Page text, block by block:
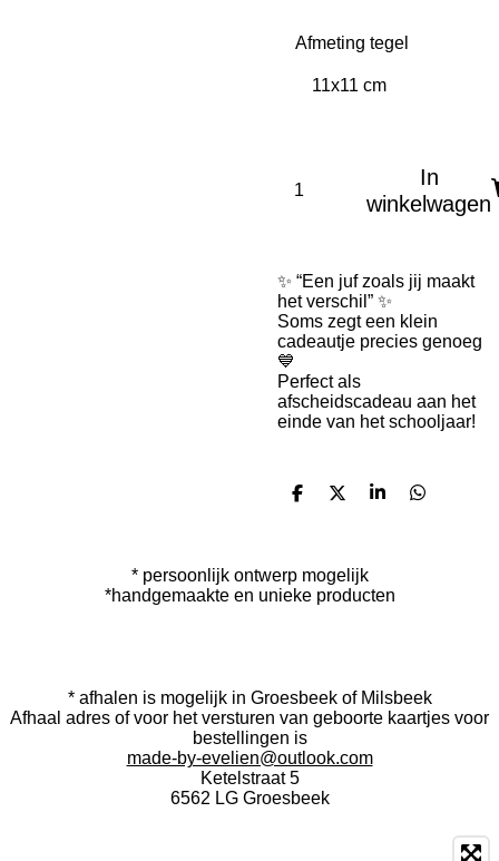
Afmeting tegel
In
winkelwagen
✨ “Een juf zoals jij maakt
het verschil” ✨
Soms zegt een klein
cadeautje precies genoeg
💙
Perfect als
afscheidscadeau aan het
einde van het schooljaar!
D
n
D
S
D
* persoonlijk ontwerp mogelijk
*handgemaakte en unieke producten
s
t
a
g
r
a
c
e
b
o
o
k
* afhalen is mogelijk in Groesbeek of Milsbeek
Afhaal adres of voor het versturen van geboorte kaartjes voor
bestellingen is
made-by-evelien@outlook.com
Ketelstraat 5
6562 LG Groesbeek